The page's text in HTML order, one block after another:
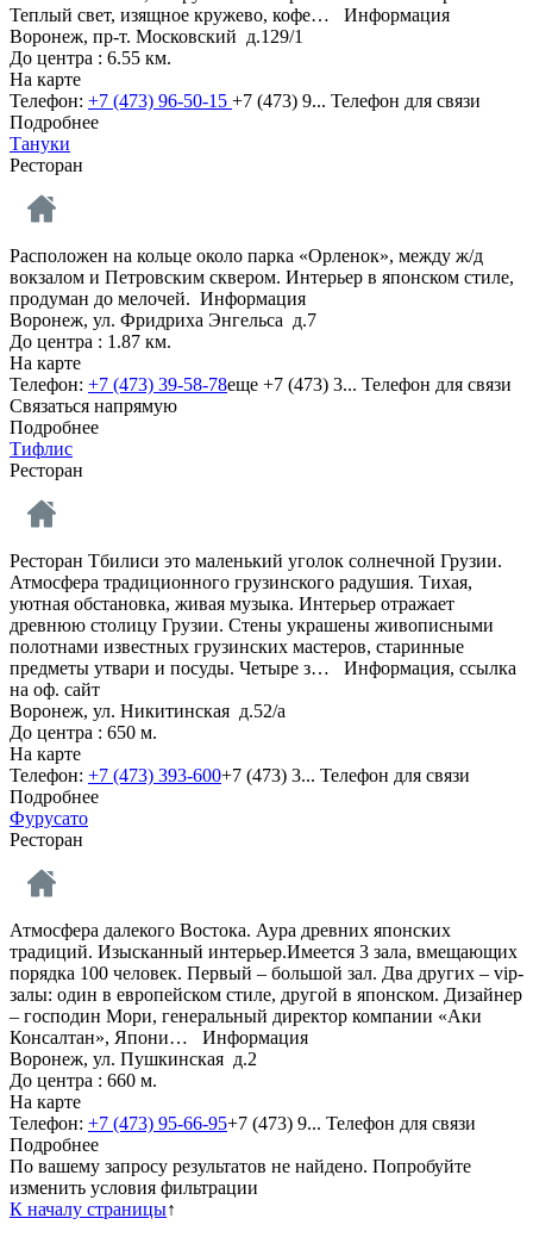
Теплый свет, изящное кружево, кофе… Информация
Воронеж, пр-т. Московский д.129/1
До центра : 6.55 км.
На карте
Телефон: +7 (473) 96-50-15 +7 (473) 9... Телефон для связи
Подробнее
Тануки
Ресторан
Расположен на кольце около парка «Орленок», между ж/д
вокзалом и Петровским сквером. Интерьер в японском стиле,
продуман до мелочей. Информация
Воронеж, ул. Фридриха Энгельса д.7
До центра : 1.87 км.
На карте
Телефон: +7 (473) 39-58-78еще +7 (473) 3... Телефон для связи
Связаться напрямую
Подробнее
Тифлис
Ресторан
Ресторан Тбилиси это маленький уголок солнечной Грузии.
Атмосфера традиционного грузинского радушия. Тихая,
уютная обстановка, живая музыка. Интерьер отражает
древнюю столицу Грузии. Стены украшены живописными
полотнами известных грузинских мастеров, старинные
предметы утвари и посуды. Четыре з… Информация, ссылка
на оф. сайт
Воронеж, ул. Никитинская д.52/a
До центра : 650 м.
На карте
Телефон: +7 (473) 393-600+7 (473) 3... Телефон для связи
Подробнее
Фурусато
Ресторан
Атмосфера далекого Востока. Аура древних японских
традиций. Изысканный интерьер.Имеется 3 зала, вмещающих
порядка 100 человек. Первый – большой зал. Два других – vip-
залы: один в европейском стиле, другой в японском. Дизайнер
– господин Мори, генеральный директор компании «Аки
Консалтан», Япони… Информация
Воронеж, ул. Пушкинская д.2
До центра : 660 м.
На карте
Телефон: +7 (473) 95-66-95+7 (473) 9... Телефон для связи
Подробнее
По вашему запросу результатов не найдено. Попробуйте
изменить условия фильтрации
К началу страницы↑